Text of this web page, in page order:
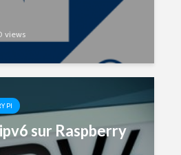
views
PI
sur Raspberry